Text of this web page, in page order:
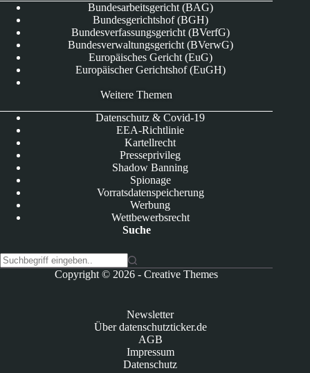
Bundesarbeitsgericht (BAG)
Bundesgerichtshof (BGH)
Bundesverfassungsgericht (BVerfG)
Bundesverwaltungsgericht (BVerwG)
Europäisches Gericht (EuG)
Europäischer Gerichtshof (EuGH)
Weitere Themen
Datenschutz & Covid-19
EEA-Richtlinie
Kartellrecht
Presseprivileg
Shadow Banning
Spionage
Vorratsdatenspeicherung
Werbung
Wettbewerbsrecht
Suche
Copyright © 2026 -Creative Themes
Newsletter
Über datenschutzticker.de
AGB
Impressum
Datenschutz